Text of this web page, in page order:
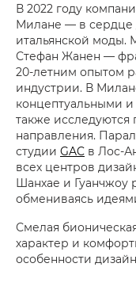
В 2022 году
Милане — в сердце
итальянской моды.
Стефан Жанен —
20-летним опытом
индустрии. В
концептуальными
также
направления.
студии GAC в Лос-
всех центров
Шанхае и Гуанчжоу
обмениваясь
Смелая
характер и
особенности